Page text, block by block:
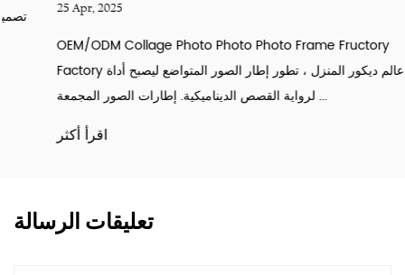
25 Apr, 2025
OEM/ODM Collage Photo Photo Photo Frame Fructory
Factory في عالم ديكور المنزل ، تطور إطار الصور المتواضع ليصبح أداة
لرواية القصص الديناميكية. إطارات الصور المجمعة ...
اقرأ أكثر
تعليقات الرسالة